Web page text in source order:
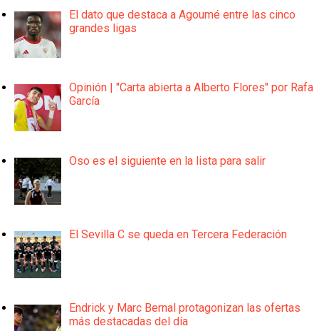
El dato que destaca a Agoumé entre las cinco
grandes ligas
Opinión | "Carta abierta a Alberto Flores" por Rafa
García
Oso es el siguiente en la lista para salir
El Sevilla C se queda en Tercera Federación
Endrick y Marc Bernal protagonizan las ofertas
más destacadas del día